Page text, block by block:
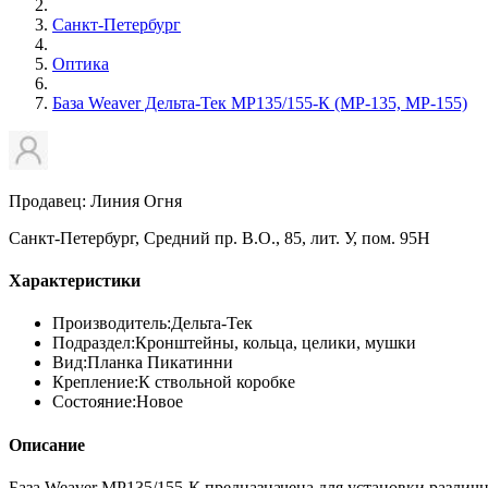
Санкт-Петербург
Оптика
База Weaver Дельта-Тек МР135/155-К (МР-135, МР-155)
Продавец: Линия Огня
Санкт-Петербург, Средний пр. В.О., 85, лит. У, пом. 95Н
Характеристики
Производитель:Дельта-Тек
Подраздел:Кронштейны, кольца, целики, мушки
Вид:Планка Пикатинни
Крепление:К ствольной коробке
Состояние:Новое
Описание